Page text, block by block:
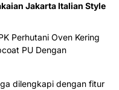
Jakarta Italian Style
Perhutani Oven Kering
PU Dengan
dilengkapi dengan fitur